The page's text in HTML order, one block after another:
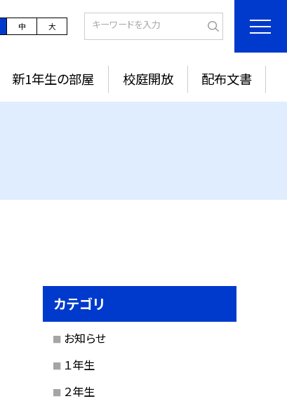
中 大
新1年生の部屋 校庭開放 配布文書
カテゴリ
お知らせ
１年生
２年生